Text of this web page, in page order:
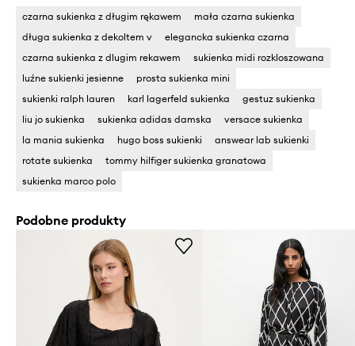
czarna sukienka z długim rękawem
mała czarna sukienka
długa sukienka z dekoltem v
elegancka sukienka czarna
czarna sukienka z dlugim rekawem
sukienka midi rozkloszowana
luźne sukienki jesienne
prosta sukienka mini
sukienki ralph lauren
karl lagerfeld sukienka
gestuz sukienka
liu jo sukienka
sukienka adidas damska
versace sukienka
la mania sukienka
hugo boss sukienki
answear lab sukienki
rotate sukienka
tommy hilfiger sukienka granatowa
sukienka marco polo
Podobne produkty